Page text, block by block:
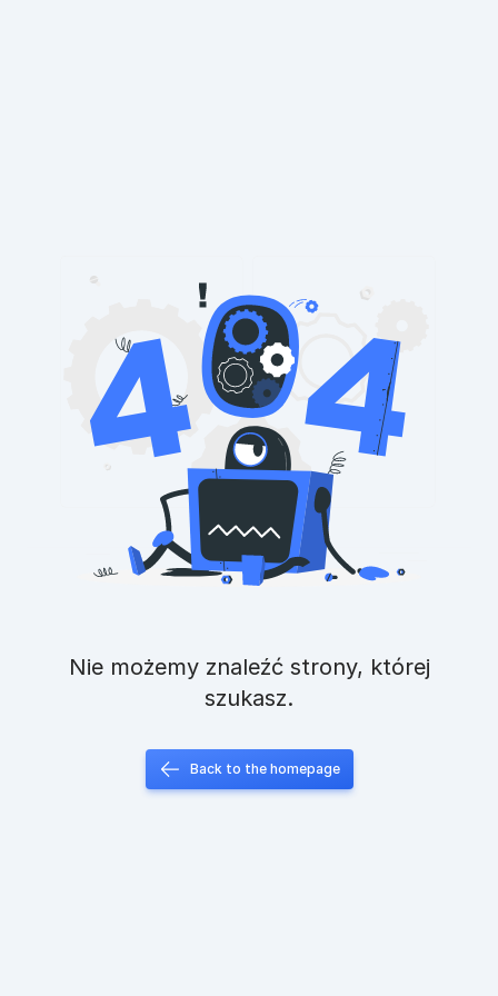
Nie możemy znaleźć strony, której
szukasz.
Back to the homepage